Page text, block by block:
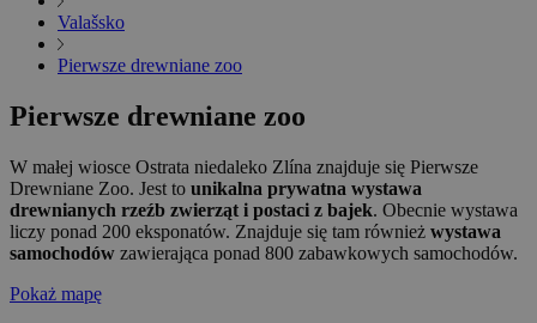
Valašsko
Pierwsze drewniane zoo
Pierwsze drewniane zoo
W małej wiosce Ostrata niedaleko Zlína znajduje się Pierwsze
Drewniane Zoo. Jest to unikalna prywatna wystawa
drewnianych rzeźb zwierząt i postaci z bajek. Obecnie wystawa
liczy ponad 200 eksponatów. Znajduje się tam również wystawa
samochodów zawierająca ponad 800 zabawkowych samochodów.
Pokaż mapę